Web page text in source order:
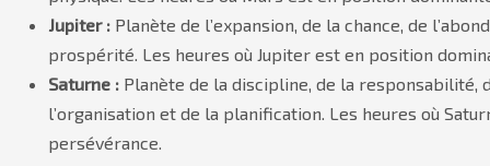
Jupiter : Planète de l’expansion, de la chance, de
prospérité. Les heures où Jupiter est en position
Saturne : Planète de la discipline, de la
l’organisation et de la planification. Les heures où
persévérance.